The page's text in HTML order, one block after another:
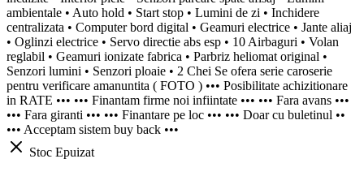
ambientale • Auto hold • Start stop • Lumini de zi • Inchidere
centralizata • Computer bord digital • Geamuri electrice • Jante aliaj
• Oglinzi electrice • Servo directie abs esp • 10 Airbaguri • Volan
reglabil • Geamuri ionizate fabrica • Parbriz heliomat original •
Senzori lumini • Senzori ploaie • 2 Chei Se ofera serie caroserie
pentru verificare amanuntita ( FOTO ) ••• Posibilitate achizitionare
in RATE ••• ••• Finantam firme noi infiintate ••• ••• Fara avans •••
••• Fara giranti ••• ••• Finantare pe loc ••• ••• Doar cu buletinul ••
••• Acceptam sistem buy back •••
Stoc Epuizat